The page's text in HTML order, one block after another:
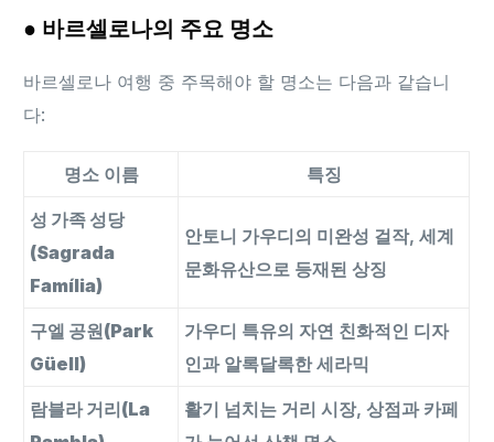
● 바르셀로나의 주요 명소
바르셀로나 여행 중 주목해야 할 명소는 다음과 같습니
다:
명소 이름 특징
성 가족 성당
(Sagrada
Família)
안토니 가우디의 미완성 걸작, 세계
문화유산으로 등재된 상징
구엘 공원(Park
Güell)
가우디 특유의 자연 친화적인 디자
인과 알록달록한 세라믹
람블라 거리(La
활기 넘치는 거리 시장, 상점과 카페